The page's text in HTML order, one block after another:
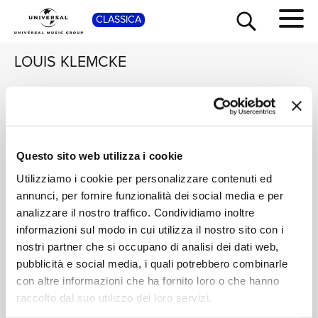
Questo sito web utilizza i cookie
Utilizziamo i cookie per personalizzare contenuti ed
annunci, per fornire funzionalità dei social media e per
analizzare il nostro traffico. Condividiamo inoltre
informazioni sul modo in cui utilizza il nostro sito con i
nostri partner che si occupano di analisi dei dati web,
pubblicità e social media, i quali potrebbero combinarle
con altre informazioni che ha fornito loro o che hanno
raccolto dal suo utilizzo dei loro servizi.
CLASSICA
LOUIS KLEMCKE
Moments
ALBRECHT MAYER,
KIMIKO IMANI
Fantasy
Digitale
Home Classica > Louis Klemcke
SHOP
TOUR
NEWS
RICERCA
CHI SIAMO
CONTATTI